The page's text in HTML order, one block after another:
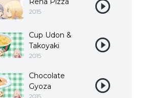
2015
Cup Udon &
Takoyaki
2015
Chocolate
Gyoza
2015